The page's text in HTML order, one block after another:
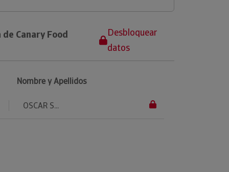
Canary Food
Desbloquear
datos
Nombre y Apellidos
OSCAR S...